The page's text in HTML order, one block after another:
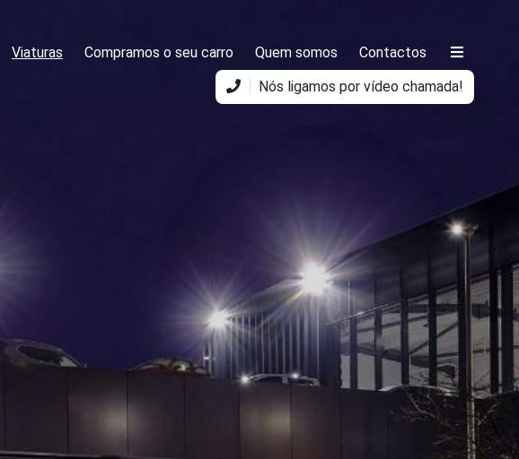
Viaturas Compramos o seu carro Quem somos
Contactos
Nós ligamos por vídeo chamada!